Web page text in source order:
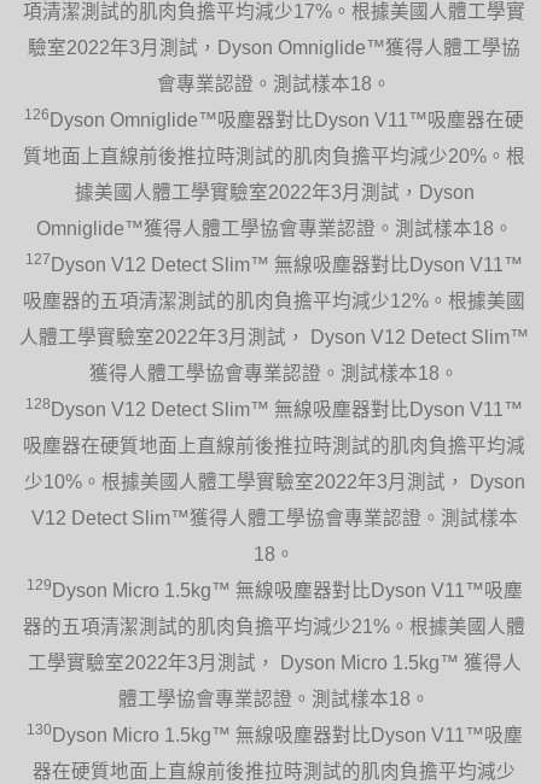
項清潔測試的肌肉負擔平均減少17%。根據美國人體工學實
驗室2022年3月測試，Dyson Omniglide™獲得人體工學協
會專業認證。測試樣本18。
126 Dyson Omniglide™吸塵器對比Dyson V11™吸塵器在硬
質地面上直線前後推拉時測試的肌肉負擔平均減少20%。根
據美國人體工學實驗室2022年3月測試，Dyson
Omniglide™獲得人體工學協會專業認證。測試樣本18。
127 Dyson V12 Detect Slim™ 無線吸塵器對比Dyson V11™
吸塵器的五項清潔測試的肌肉負擔平均減少12%。根據美國
人體工學實驗室2022年3月測試， Dyson V12 Detect Slim™
獲得人體工學協會專業認證。測試樣本18。
128 Dyson V12 Detect Slim™ 無線吸塵器對比Dyson V11™
吸塵器在硬質地面上直線前後推拉時測試的肌肉負擔平均減
少10%。根據美國人體工學實驗室2022年3月測試， Dyson
V12 Detect Slim™獲得人體工學協會專業認證。測試樣本
18。
129 Dyson Micro 1.5kg™ 無線吸塵器對比Dyson V11™吸塵
器的五項清潔測試的肌肉負擔平均減少21%。根據美國人體
工學實驗室2022年3月測試， Dyson Micro 1.5kg™ 獲得人
體工學協會專業認證。測試樣本18。
130 Dyson Micro 1.5kg™ 無線吸塵器對比Dyson V11™吸塵
器在硬質地面上直線前後推拉時測試的肌肉負擔平均減少